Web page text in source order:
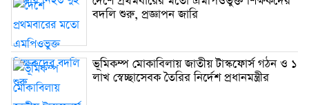
বদলি শুরু, প্রজ্ঞাপন জারি
ভূমিকম্প মোকাবিলায় জাতীয় টাস্কফোর্স গঠন ও ১
লাখ স্বেচ্ছাসেবক তৈরির নির্দেশ প্রধানমন্ত্রীর